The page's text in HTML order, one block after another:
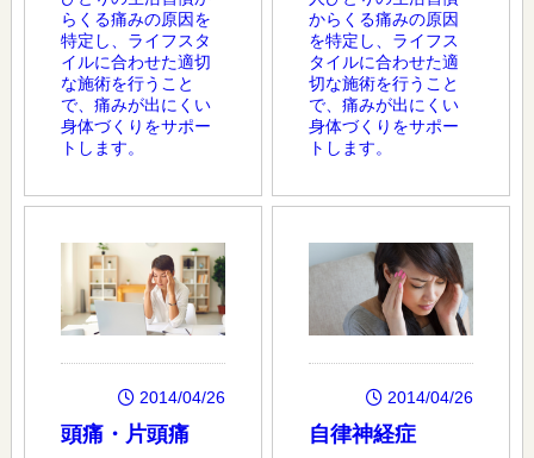
らくる痛みの原因を
特定し、ライフスタ
イルに合わせた適切
な施術を行うこと
で、痛みが出にくい
身体づくりをサポー
トします。
からくる痛みの原因
を特定し、ライフス
タイルに合わせた適
切な施術を行うこと
で、痛みが出にくい
身体づくりをサポー
トします。
2014/04/26
頭痛・片頭痛
2014/04/26
自律神経症